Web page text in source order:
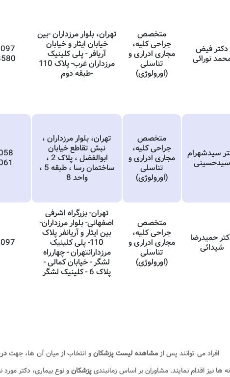
دکتر فیض
نورائی
متخصص
جراحی کلیه،
مجاری ادراری و
تناسلی
(اورولوژی)
تهران، بلوار مرزداران -بین
خیابان ایثار و خیابان
آریافر - پلی کلینیک
مرزداران غرب- پلاک 110
-طبقه دوم
سیدشهرام
سیدحسینی
متخصص
جراحی کلیه،
مجاری ادراری و
تناسلی
(اورولوژی)
تهران، بلوار مرزداران ،
نبش تقاطع خیابان
ابوالفضل ، پلاک 2 ،
ساختمان رسا ، طبقه 5 ،
واحد 8
حمیدرضا
شیدائی
متخصص
جراحی کلیه،
مجاری ادراری و
تناسلی
(اورولوژی)
تهران- بزرگراه اشرفی
اصفهانی- بلوار مرزداران-
بین ایثار و آریانفر پلاک
110- پلی کلینیک
مرزدارانتهران - چهارراه
لشگر - خیابان کمالی -
پلاک 6 - کلینیک لشگر
افراد می توانند پس ازمشاهده لیست پزشکانو انتخاب از میان آن ها، جهت
ها نیز اقدام نمایند. مشاوران بر اساس زمانبندیپزشکانو نوع بیماری، دکتر مورد